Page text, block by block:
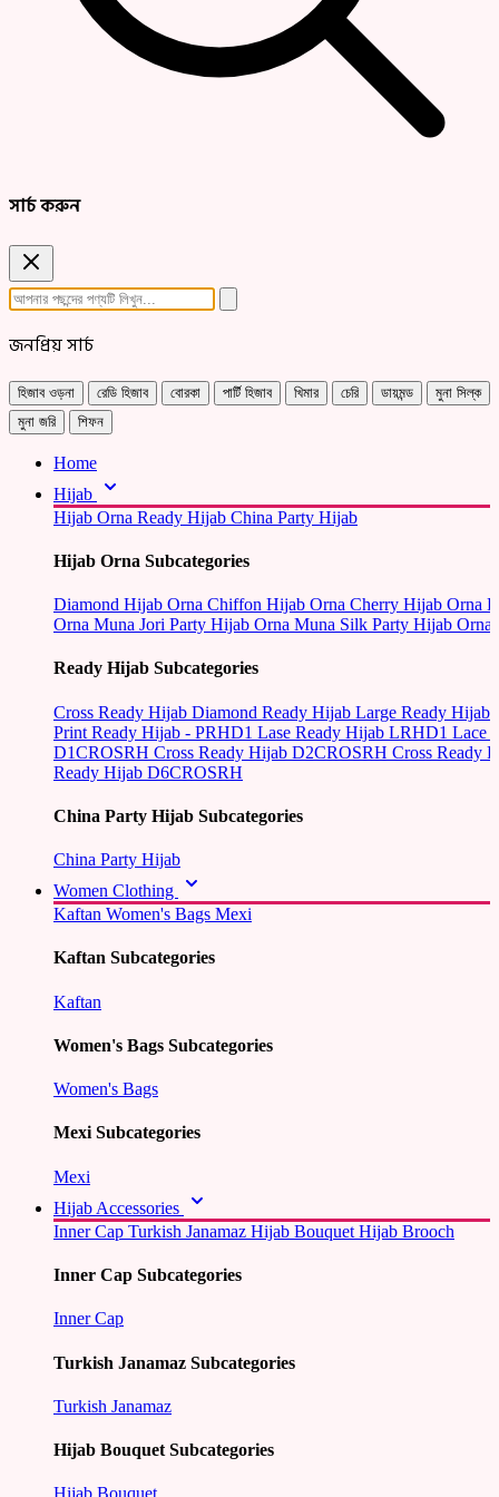
সার্চ করুন
জনপ্রিয় সার্চ
হিজাব ওড়না রেডি হিজাব বোরকা পার্টি হিজাব খিমার চেরি ডায়মন্ড
মুনা সিল্ক
মুনা জরি
শিফন
Home
Hijab
Hijab Orna Ready Hijab China Party Hijab
Hijab Orna Subcategories
Diamond Hijab Orna Chiffon Hijab Orna Cherry Hijab Orna
Orna Muna Jori Party Hijab Orna Muna Silk Party Hijab Orna
Ready Hijab Subcategories
Cross Ready Hijab Diamond Ready Hijab Large Ready Hijab
Print Ready Hijab - PRHD1 Lase Ready Hijab LRHD1 Lace
D1CROSRH Cross Ready Hijab D2CROSRH Cross Ready
Ready Hijab D6CROSRH
China Party Hijab Subcategories
China Party Hijab
Women Clothing
Kaftan Women's Bags Mexi
Kaftan Subcategories
Kaftan
Women's Bags Subcategories
Women's Bags
Mexi Subcategories
Mexi
Hijab Accessories
Inner Cap Turkish Janamaz Hijab Bouquet Hijab Brooch
Inner Cap Subcategories
Inner Cap
Turkish Janamaz Subcategories
Turkish Janamaz
Hijab Bouquet Subcategories